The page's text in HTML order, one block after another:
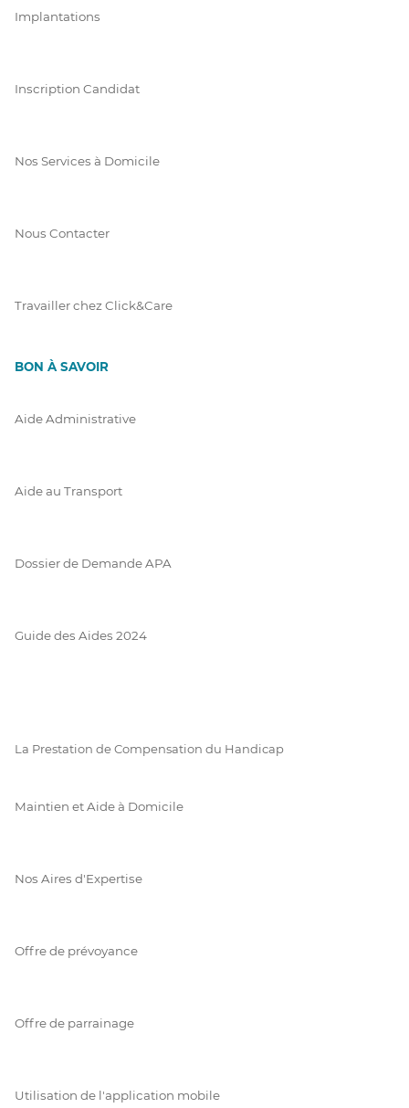
Implantations
Inscription Candidat
Nos Services à Domicile
Nous Contacter
Travailler chez Click&Care
BON À SAVOIR
Aide Administrative
Aide au Transport
Dossier de Demande APA
Guide des Aides 2024
La Prestation de Compensation du Handicap
Maintien et Aide à Domicile
Nos Aires d'Expertise
Offre de prévoyance
Offre de parrainage
Utilisation de l'application mobile